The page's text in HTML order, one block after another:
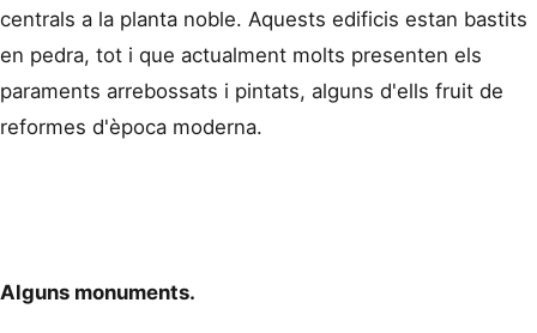
centrals a la planta noble. Aquests edificis estan bastits
en pedra, tot i que actualment molts presenten els
paraments arrebossats i pintats, alguns d'ells fruit de
reformes d'època moderna.
Alguns monuments.